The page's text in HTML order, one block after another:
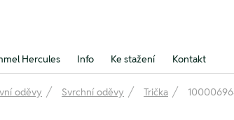
Hercules Info Ke stažení Kontakt
oděvy Svrchní oděvy Trička